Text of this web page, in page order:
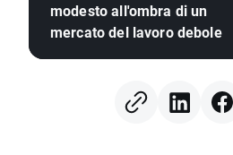
modesto all'ombra di un
mercato del lavoro debole